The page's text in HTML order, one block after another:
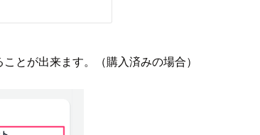
とが出来ます。（購入済みの場合）